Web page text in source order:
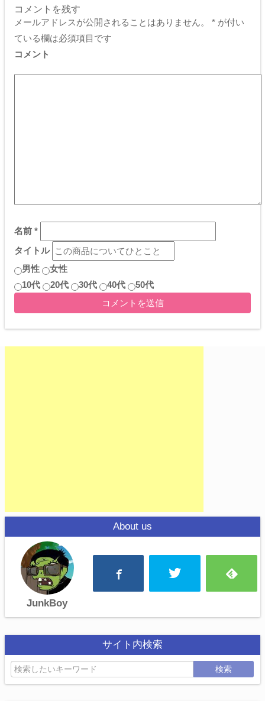
コメントを残す
メールアドレスが公開されることはありません。
* が付い
ている欄は必須項目です
コメント
名前 *
タイトル
男性
女性
10代
20代 30代 40代 50代
About us
JunkBoy
サイト内検索
検索